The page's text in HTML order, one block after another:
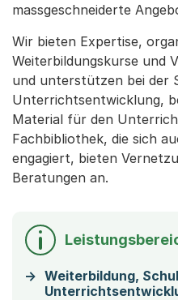
massgeschneiderte
Wir bieten Expertise,
Weiterbildungskurse und
und unterstützen bei der
Unterrichtsentwicklung,
Material für den
Fachbibliothek, die sich
engagiert, bieten
Beratungen an.
Weiterbildung,